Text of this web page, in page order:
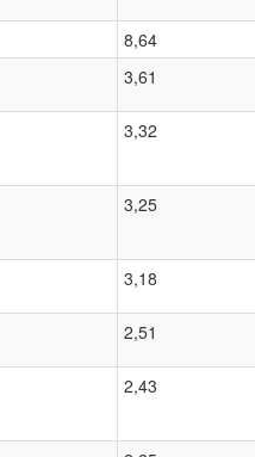
8,64
3,61
3,32
3,25
3,18
2,51
2,43